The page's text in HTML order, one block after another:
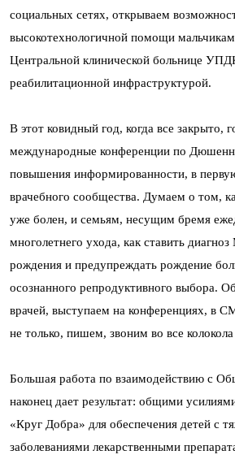
социальных сетях, открываем
высокотехнологичной помощи
Центральной клинической больнице
реабилитационной инфраструктурой.
В этот ковидный год, когда все закрыто,
международные конференции по
повышения информированности, в
врачебного сообщества. Думаем о том,
уже болен, и семьям, несущим бремя
многолетнего ухода, как ставить
рождения и предупреждать рождение
осознанного репродуктивного выбора.
врачей, выступаем на конференциях, в
не только, пишем, звоним во все
Большая работа по взаимодействию с
наконец дает результат: общими
«Круг Добра» для обеспечения детей с
заболеваниями лекарственными